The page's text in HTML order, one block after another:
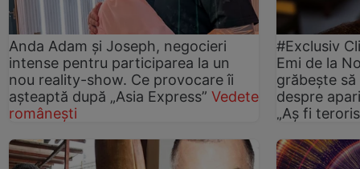
Anda Adam și Joseph, negocieri
intense pentru participarea la un
nou reality-show. Ce provocare îi
așteaptă după „Asia Express” Vedete
românești
#Exclusiv
Emi de la
grăbește
despre
„Aș fi